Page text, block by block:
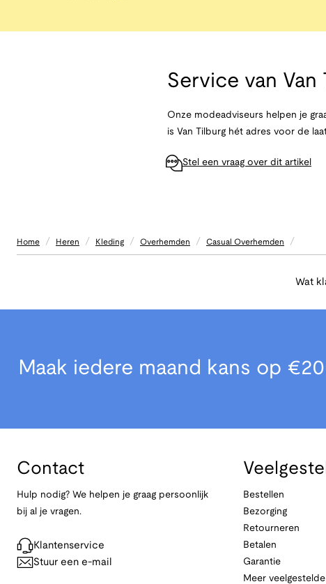
Service van Van
Onze modeadviseurs helpen je
is Van Tilburg hét adres voor de
Stel een vraag over dit artikel
Home / Heren / Kleding / Overhemden / Casual Overhemden /
Wat
Maak iedere maand kans op
Contact
Hulp nodig? We helpen je graag persoonlijk
bij al je vragen.
Klantenservice
Stuur een e-mail
Bestellen
Bezorging
Retourneren
Betalen
Garantie
Meer